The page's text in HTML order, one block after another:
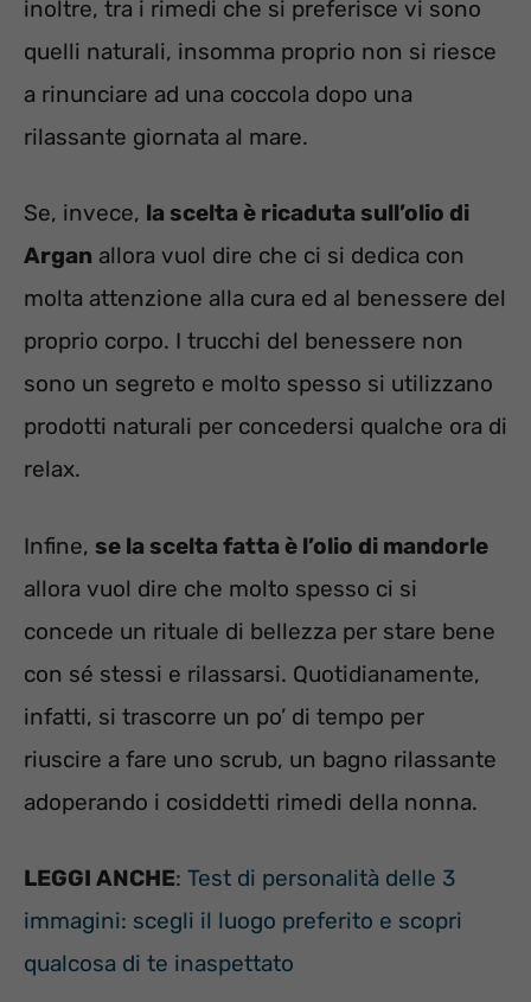
inoltre, tra i rimedi che si preferisce vi sono
quelli naturali, insomma proprio non si riesce
a rinunciare ad una coccola dopo una
rilassante giornata al mare.
Se, invece, la scelta è ricaduta sull’olio di
Argan allora vuol dire che ci si dedica con
molta attenzione alla cura ed al benessere del
proprio corpo. I trucchi del benessere non
sono un segreto e molto spesso si utilizzano
prodotti naturali per concedersi qualche ora di
relax.
Infine, se la scelta fatta è l’olio di mandorle
allora vuol dire che molto spesso ci si
concede un rituale di bellezza per stare bene
con sé stessi e rilassarsi. Quotidianamente,
infatti, si trascorre un po’ di tempo per
riuscire a fare uno scrub, un bagno rilassante
adoperando i cosiddetti rimedi della nonna.
LEGGI ANCHE: Test di personalità delle 3
immagini: scegli il luogo preferito e scopri
qualcosa di te inaspettato